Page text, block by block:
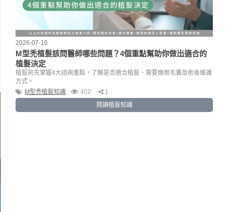
2026-07-16
M型禿植髮該問醫師哪些問題？4個重點幫助你做出適合的
植髮決定
植髮前先掌握4大諮詢重點，了解是否適合植髮、需要幾根毛囊及術後維護
方式。
M型禿植髮知識
402
1
閱讀植髮知識